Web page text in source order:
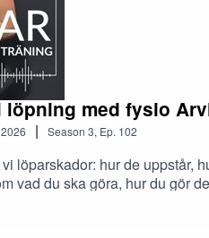
löpning med fysio
| Season 3, Ep. 102
löparskador: hur de uppstår,
vad du ska göra, hur du gör